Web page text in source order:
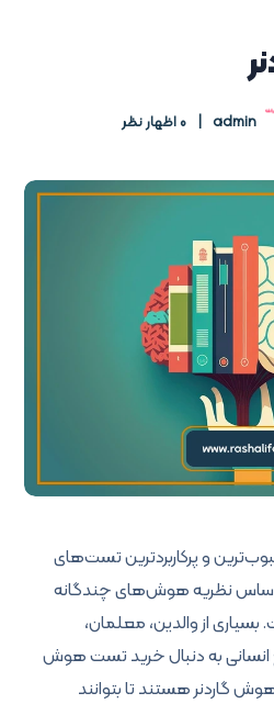
admin 0 اظهار نظر
و پرکاربردترین تست‌های
اساس نظریه هوش‌های چندگانه
از والدین، معلمان،
انسانی به دنبال خرید تست هوش
گاردنر هستند تا بتوانند